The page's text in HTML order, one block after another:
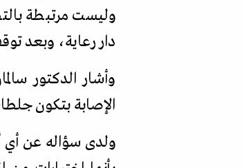
دار رعاية، وبعد
وأشار الدكتور
الإصابة بتكون
ولدى سؤاله عن أي